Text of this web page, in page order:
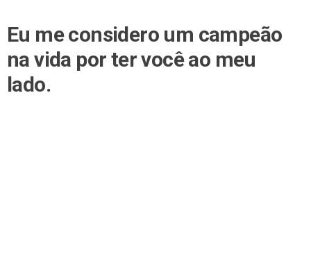
Eu me considero um campeão
na vida por ter você ao meu
lado.